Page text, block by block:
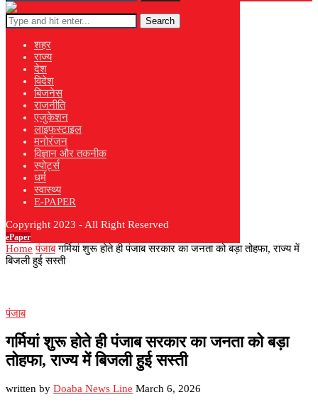
Search
शहर
राज्य
देश
विदेश
बिजनेस
राजनीति
एजुकेशन
लाइफस्टाइल
मनोरंजन
विज्ञान और तकनीक
स्पोर्ट्स
धर्म
स्वास्थ्य
E-PAPER
Copyright 2023 - All Right Reserved
ePaper
Home पंजाब गर्मियां शुरू होते ही पंजाब सरकार का जनता को बड़ा तोहफा, राज्य में
बिजली हुई सस्ती
पंजाब
गर्मियां शुरू होते ही पंजाब सरकार का जनता को बड़ा
तोहफा, राज्य में बिजली हुई सस्ती
written by Doaba News Line March 6, 2026